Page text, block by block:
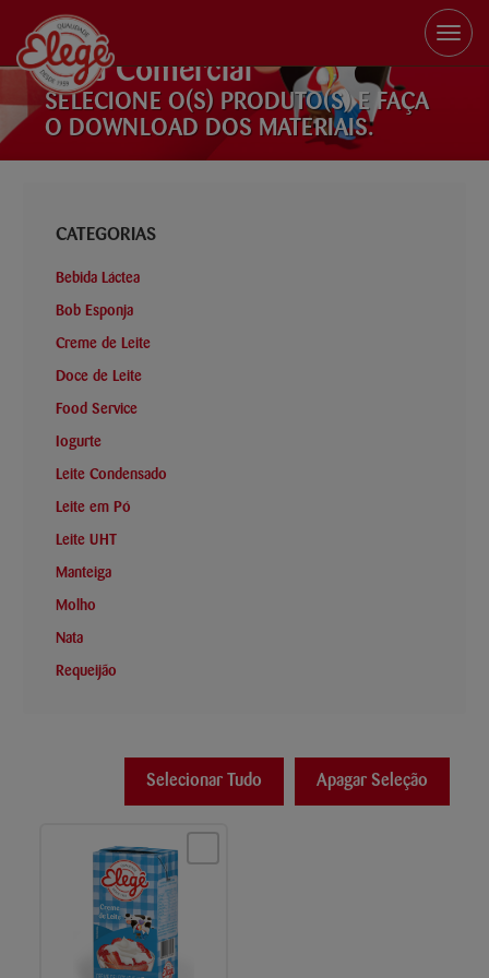
Toggle
Área Comercial
SELECIONE O(S) PRODUTO(S) E FAÇA
O DOWNLOAD DOS MATERIAIS.
CATEGORIAS
Bebida Láctea
Bob Esponja
Creme de Leite
Doce de Leite
Food Service
Iogurte
Leite Condensado
Leite em Pó
Leite UHT
Manteiga
Molho
Nata
Requeijão
Apagar Seleção
Selecionar Tudo